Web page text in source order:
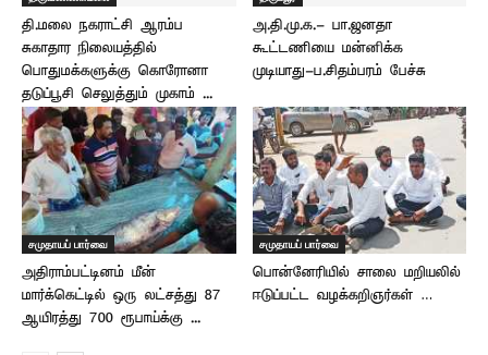
தி.மலை நகராட்சி ஆரம்ப
சுகாதார நிலையத்தில்
பொதுமக்களுக்கு கொரோனா
தடுப்பூசி செலுத்தும் முகாம் –...
அ.தி.மு.க.- பா.ஜனதா
கூட்டணியை மன்னிக்க
முடியாது-ப.சிதம்பரம் பேச்சு
சமுதாயப் பார்வை
அதிராம்பட்டினம் மீன்
மார்க்கெட்டில் ஒரு லட்சத்து 87
ஆயிரத்து 700 ரூபாய்க்கு ...
சமுதாயப் பார்வை
பொன்னேரியில் சாலை மறியலில்
ஈடுப்பட்ட வழக்கறிஞர்கள் …